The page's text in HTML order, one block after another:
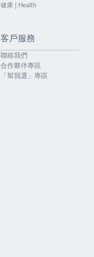
健康 | Health
客戶服務
聯絡我們
合作夥伴專區
「幫我選」專區